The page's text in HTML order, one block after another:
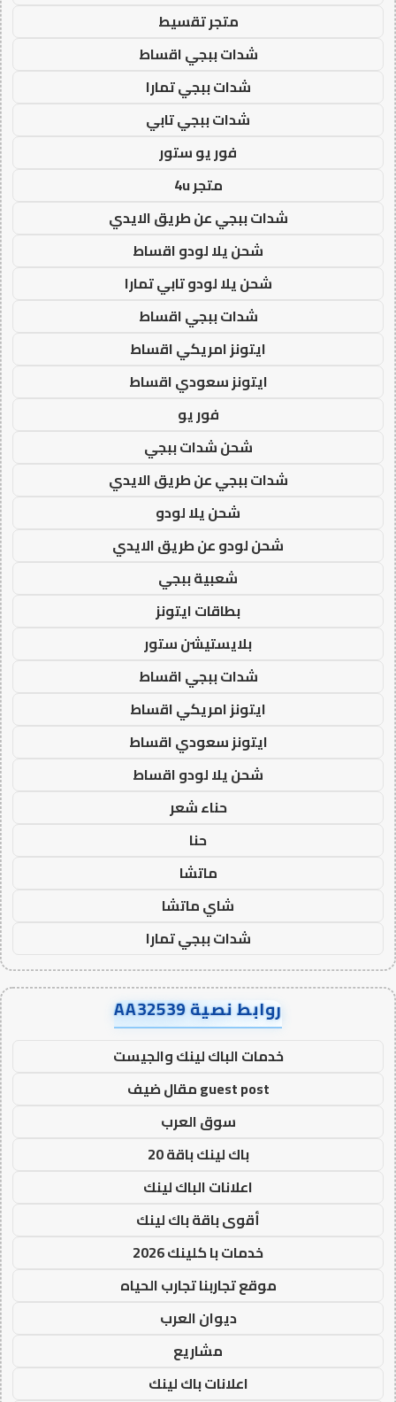
متجر تقسيط
شدات ببجي اقساط
شدات ببجي تمارا
شدات ببجي تابي
فور يو ستور
متجر 4u
شدات ببجي عن طريق الايدي
شحن يلا لودو اقساط
شحن يلا لودو تابي تمارا
شدات ببجي اقساط
ايتونز امريكي اقساط
ايتونز سعودي اقساط
فور يو
شحن شدات ببجي
شدات ببجي عن طريق الايدي
شحن يلا لودو
شحن لودو عن طريق الايدي
شعبية ببجي
بطاقات ايتونز
بلايستيشن ستور
شدات ببجي اقساط
ايتونز امريكي اقساط
ايتونز سعودي اقساط
شحن يلا لودو اقساط
حناء شعر
حنا
ماتشا
شاي ماتشا
شدات ببجي تمارا
روابط نصية AA32539
خدمات الباك لينك والجيست
guest post مقال ضيف
سوق العرب
باك لينك باقة 20
اعلانات الباك لينك
أقوى باقة باك لينك
خدمات با كلينك 2026
موقع تجاربنا تجارب الحياه
ديوان العرب
مشاريع
اعلانات باك لينك